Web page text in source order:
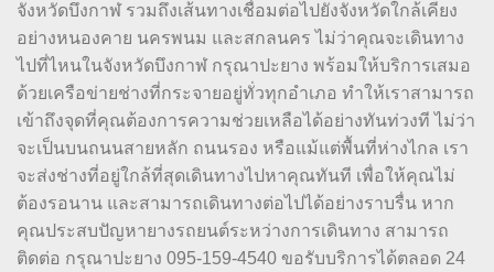
จังหวัดบึงกาฬ รวมถึงเส้นทางเชื่อมต่อไปยังจังหวัดใกล้เคียง
อย่างหนองคาย นครพนม และสกลนคร ไม่ว่าคุณจะเดินทาง
ไปที่ไหนในจังหวัดบึงกาฬ กรุณาปะยาง พร้อมให้บริการเสมอ
ด้วยเครือข่ายช่างที่กระจายอยู่ทั่วทุกอำเภอ ทำให้เราสามารถ
เข้าถึงจุดที่คุณต้องการความช่วยเหลือได้อย่างทันท่วงที ไม่ว่า
จะเป็นบนถนนสายหลัก ถนนรอง หรือแม้แต่พื้นที่ห่างไกล เรา
จะส่งช่างที่อยู่ใกล้ที่สุดเดินทางไปหาคุณทันที เพื่อให้คุณไม่
ต้องรอนาน และสามารถเดินทางต่อไปได้อย่างราบรื่น หาก
คุณประสบปัญหายางรถยนต์ระหว่างการเดินทาง สามารถ
ติดต่อ กรุณาปะยาง 095-159-4540 ขอรับบริการได้ตลอด 24